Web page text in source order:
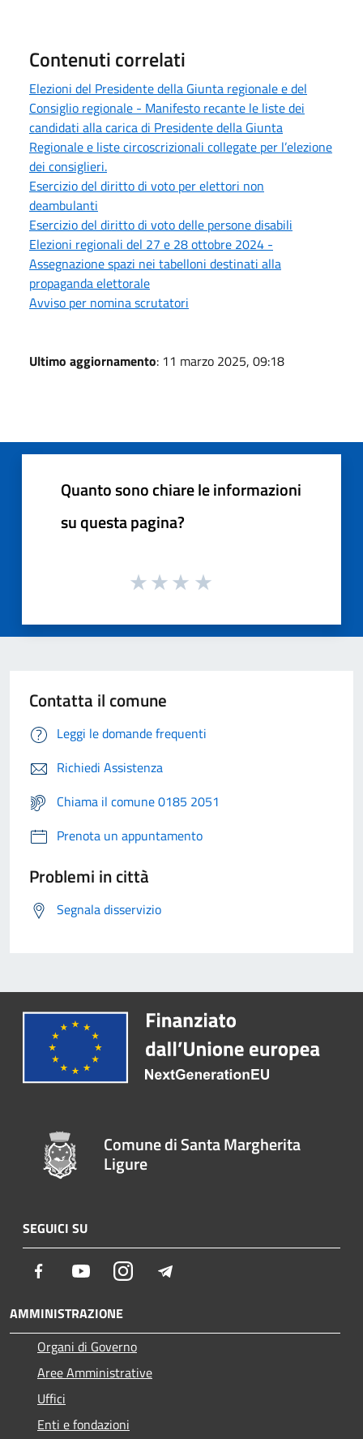
Contenuti correlati
Elezioni del Presidente della Giunta regionale e del
Consiglio regionale - Manifesto recante le liste dei
candidati alla carica di Presidente della Giunta
Regionale e liste circoscrizionali collegate per l’elezione
dei consiglieri.
Esercizio del diritto di voto per elettori non
deambulanti
Esercizio del diritto di voto delle persone disabili
Elezioni regionali del 27 e 28 ottobre 2024 -
Assegnazione spazi nei tabelloni destinati alla
propaganda elettorale
Avviso per nomina scrutatori
Ultimo aggiornamento: 11 marzo 2025, 09:18
Quanto sono chiare le informazioni
su questa pagina?
Contatta il comune
Leggi le domande frequenti
Richiedi Assistenza
Chiama il comune 0185 2051
Prenota un appuntamento
Problemi in città
Segnala disservizio
Comune di Santa Margherita
Ligure
SEGUICI SU
Facebook YoutubeInstagram
AMMINISTRAZIONE
Organi di Governo
Aree Amministrative
Uffici
Enti e fondazioni